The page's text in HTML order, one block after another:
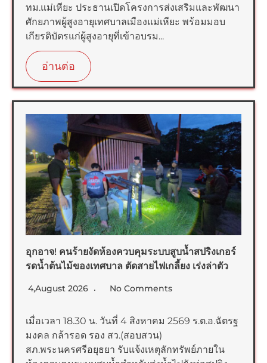
ทม.แม่เหียะ ประธานเปิดโครงการส่งเสริมและพัฒนา
ศักยภาพผู้สูงอายุเทศบาลเมืองแม่เหียะ พร้อมมอบ
เกียรติบัตรแก่ผู้สูงอายุที่เข้าอบรม...
อ่านต่อ
อุกอาจ! คนร้ายงัดห้องควบคุมระบบสูบน้ำสปริงเกอร์
รดน้ำต้นไม้ของเทศบาล ตัดสายไฟเกลี้ยง เร่งล่าตัว
4,August 2026 No Comments
เมื่อเวลา 18.30 น. วันที่ 4 สิงหาคม 2569 ร.ต.อ.ฉัตรฐ
มงคล กล้ารอด รอง สว.(สอบสวน)
สภ.พระนครศรีอยุธยา รับแจ้งเหตุลักทรัพย์ภายใน